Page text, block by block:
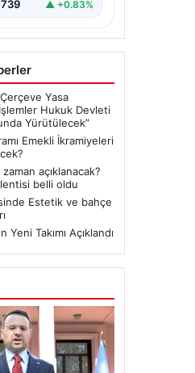
▲ +0.83%
Yasa
İşlemler Hukuk Devleti
Yürütülecek”
Emekli İkramiyeleri
açıklanacak?
belli oldu
Estetik ve bahçe
Yeni Takımı Açıklandı